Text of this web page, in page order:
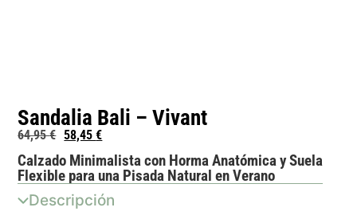
Sandalia Bali – Vivant
64,95€ 58,45€
Calzado Minimalista con Horma Anatómica y Suela
Flexible para una Pisada Natural en Verano
Descripción